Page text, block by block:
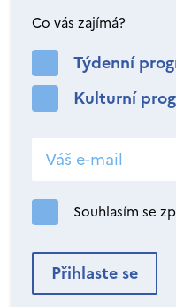
Co vás zajímá?
Týdenní
Kulturní
Souhlasím se